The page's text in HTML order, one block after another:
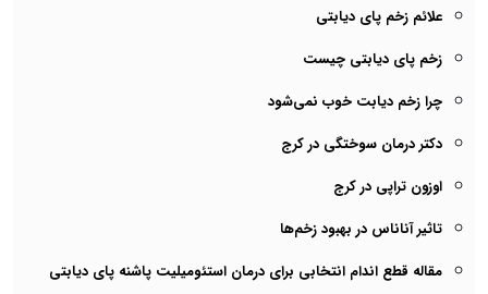
علائم زخم پای دیابتی
زخم پای دیابتی چیست
چرا زخم دیابت خوب نمی‌شود
دکتر درمان سوختگی در کرج
اوزون تراپی در کرج
تاثیر آناناس در بهبود زخم‌ها
مقاله قطع اندام انتخابی برای درمان استئومیلیت پاشنه پای دیابتی